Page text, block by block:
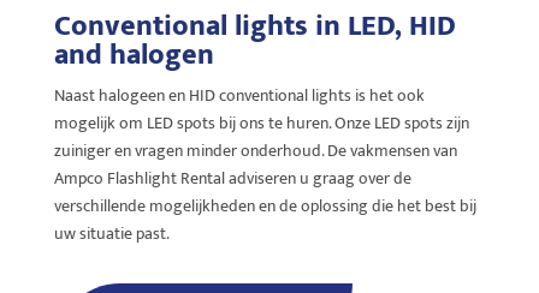
Conventional lights in LED, HID
and halogen
Naast halogeen en HIDconventionallights is het ook
mogelijk om LED spots bij ons te huren. Onze LED spots zijn
zuiniger en vragen minder onderhoud. De vakmensen van
Ampco Flashlight Rental adviseren u graag over de
verschillende mogelijkheden en de oplossing die het best bij
uw situatie past.